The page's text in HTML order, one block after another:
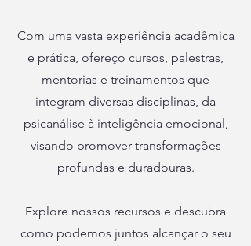
Com uma vasta experiência acadêmica
e prática, ofereço cursos, palestras,
mentorias e treinamentos que
integram diversas disciplinas, da
psicanálise à inteligência emocional,
visando promover transformações
profundas e duradouras.
Explore nossos recursos e descubra
como podemos juntos alcançar o seu